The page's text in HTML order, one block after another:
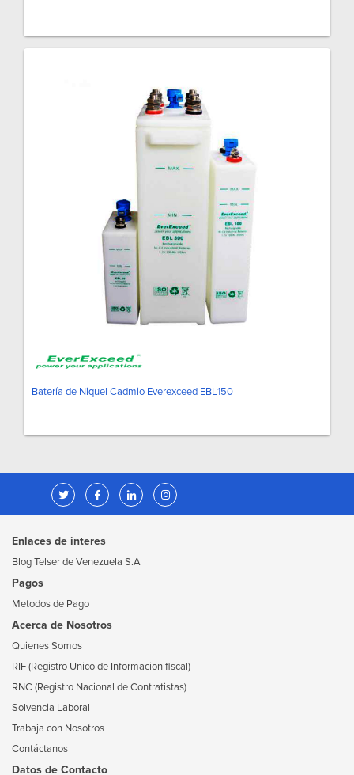
Batería de Niquel Cadmio Everexceed EBL150
Enlaces de interes
Blog Telser de Venezuela S.A
Pagos
Metodos de Pago
Acerca de Nosotros
Quienes Somos
RIF (Registro Unico de Informacion fiscal)
RNC (Registro Nacional de Contratistas)
Solvencia Laboral
Trabaja con Nosotros
Contáctanos
Datos de Contacto